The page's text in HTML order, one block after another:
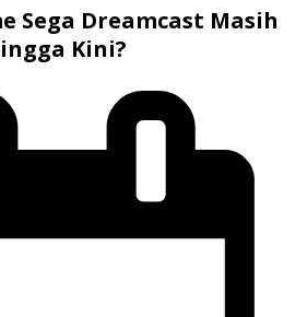
Sega Dreamcast Masih
Kini?